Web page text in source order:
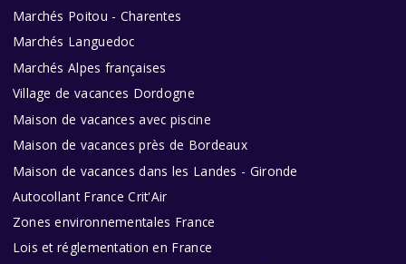
Marchés Poitou - Charentes
Marchés Languedoc
Marchés Alpes françaises
Village de vacances Dordogne
Maison de vacances avec piscine
Maison de vacances près de Bordeaux
Maison de vacances dans les Landes - Gironde
Autocollant France Crit'Air
Zones environnementales France
Lois et réglementation en France